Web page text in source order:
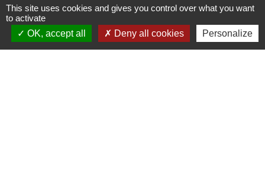
5 rue de Combs la Ville
91480 Quincy-sous-Sénart - FRANCE
+33 1 69 00 14 14
This site uses cookies and gives you control over what you want
to activate
OK, accept all
Deny all cookies Personalize